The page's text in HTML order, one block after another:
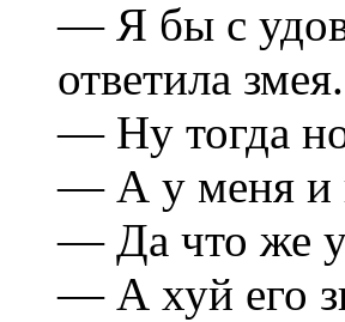
— Я бы с
ответила змея.
— Ну тогда
— А у меня и
— Да что же у
— А хуй его